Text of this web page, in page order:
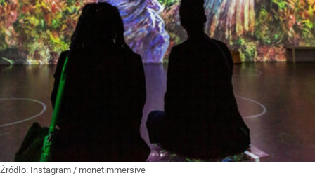
Źródło: Instagram / monetimmersive